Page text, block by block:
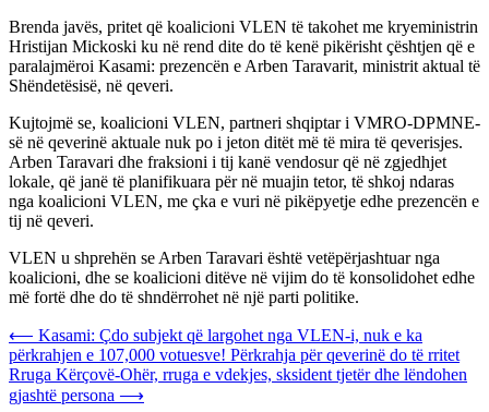
Brenda javës, pritet që koalicioni VLEN të takohet me kryeministrin
Hristijan Mickoski ku në rend dite do të kenë pikërisht çështjen që e
paralajmëroi Kasami: prezencën e Arben Taravarit, ministrit aktual të
Shëndetësisë, në qeveri.
Kujtojmë se, koalicioni VLEN, partneri shqiptar i VMRO-DPMNE-
së në qeverinë aktuale nuk po i jeton ditët më të mira të qeverisjes.
Arben Taravari dhe fraksioni i tij kanë vendosur që në zgjedhjet
lokale, që janë të planifikuara për në muajin tetor, të shkoj ndaras
nga koalicioni VLEN, me çka e vuri në pikëpyetje edhe prezencën e
tij në qeveri.
VLEN u shprehën se Arben Taravari është vetëpërjashtuar nga
koalicioni, dhe se koalicioni ditëve në vijim do të konsolidohet edhe
më fortë dhe do të shndërrohet në një parti politike.
Post
navigation
⟵ Kasami: Çdo subjekt që largohet nga VLEN-i, nuk e ka
përkrahjen e 107,000 votuesve! Përkrahja për qeverinë do të rritet
Rruga Kërçovë-Ohër, rruga e vdekjes, sksident tjetër dhe lëndohen
gjashtë persona ⟶